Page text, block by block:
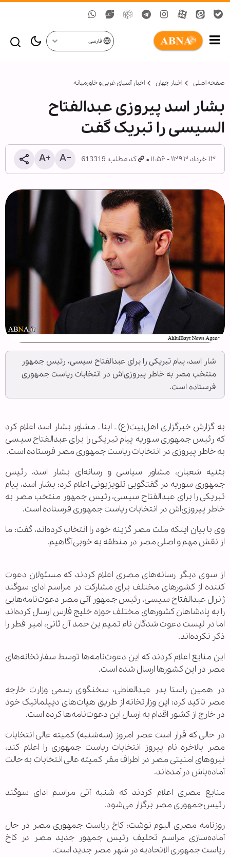
فارسی
صفحه اصلی اخبار جهان اخبار آسیای غربی و خاورمیانه
بشار اسد پیروزی عبدالفتاح
السیسی را تبریک گفت
۱۳ خرداد ۱۳۹۳ - ۱۱:۵۶ کد مطلب: 613319
شار اسد، پیام تبریکی را برای عبدالفتاح سیسی، رئیس جمهور
منتخب مصر به خاطر پیروزی‌اش در انتخابات ریاست جمهوری
فرستاده است.
به گزارش خبرگزاری اهل‌بیت(ع) ـ ابنا ـ مشاور بشار اسد اعلام کرد
که رئیس جمهوری سوریه پیام تبریکی را برای عبدالفتاح سیسی
به خاطر پیروزی در انتخابات ریاست جمهوری مصر فرستاده است.
بثنیه شعبان، مشاور سیاسی و رسانه‌ای بشار اسد، رئیس
جمهوری سوریه در گفتگویی تلویزیونی اعلام کرد: بشار اسد، پیام
تبریکی را برای عبدالفتاح سیسی، رئیس جمهور منتخب مصر به
خاطر پیروزی‌اش در انتخابات ریاست جمهوری فرستاده است.
وی با بیان اینکه ملت مصر گزینه خود را انتخاب کرده‌اند، گفت: ما
از نقش مهم و اصلی مصر در منطقه به خوبی آگاهیم.
از سوی دیگر رسانه‌های مصری اعلام کردند که مسئولان دعوت
کننده از کشورهای مختلف برای مشارکت در مراسم ادای سوگند
ژنرال عبدالفتاح سیسی، رئیس جمهور آتی مصر دعوت‌نامه‌هایی
را به پادشاهان کشورهای مختلف حوزه خلیج فارس ارسال کرده‌اند
اما در لیست دعوت شدگان نام تمیم بن حمد آل ثانی، امیر قطر را
ذکر نکرده‌اند.
این منابع اعلام کردند که این دعوت‌نامه‌ها توسط سفارتخانه‌های
مصر در این کشورها ارسال شده است.
در همین راستا بدر عبدالعاطی، سخنگوی رسمی وزارت خارجه
مصر تاکید کرد: این وزارتخانه از طریق هیات‌های دیپلماتیک خود
در خارج از کشور اقدام به ارسال این دعوت‌نامه‌ها کرده است.
در حالی که قرار است عصر امروز (سه‌شنبه) کمیته عالی انتخابات
مصر بالاخره نام پیروز انتخابات ریاست جمهوری را اعلام کند،‌
نیروهای امنیتی مصر در اطراف مقر کمیته عالی انتخابات به حالت
آماده‌باش درآمده‌اند.
منابع مصری اعلام کردند که شنبه آتی مراسم ادای سوگند
رئیس‌جمهوری مصر برگزار می‌شود.
روزنامه مصری الیوم نوشت: کاخ ریاست جمهوری مصر در حال
آماده‌سازی مراسم تحلیف رئیس جمهور جدید مصر در کاخ
ریاست جمهوری الاتحادیه در شهر مصر جدید است.